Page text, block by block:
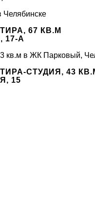
67 КВ.М
17-А
СТУДИЯ, 43
15